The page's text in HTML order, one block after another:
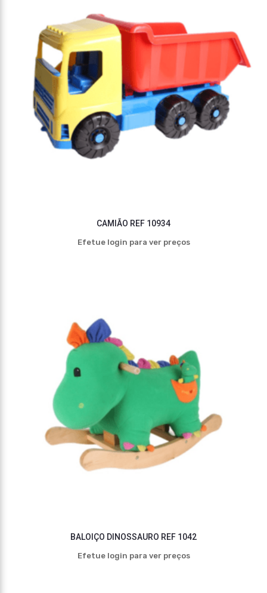
CAMIÃO REF 10934
Efetue login para ver preços
BALOIÇO DINOSSAURO REF 1042
Efetue login para ver preços